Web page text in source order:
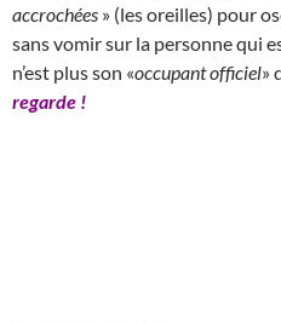
accrochées » (les oreilles) pour
sans vomir sur la personne qui
n’est plus son «occupant officiel»
regarde !